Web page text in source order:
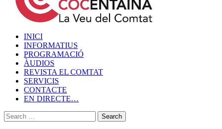
INICI
INFORMATIUS
PROGRAMACIÓ
ÀUDIOS
REVISTA EL COMTAT
SERVICIS
CONTACTE
EN DIRECTE…